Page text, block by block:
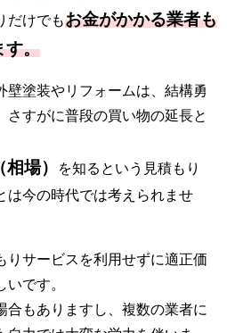
だけでもお金がかかる業者も
す。
壁塗装やリフォームは、結構勇
さすがに普段の買い物の延長と
場）
を知るという見積もり
は今の時代では考えられませ
りサービスを利用せずに適正価
です。
合もありますし、複数の業者に